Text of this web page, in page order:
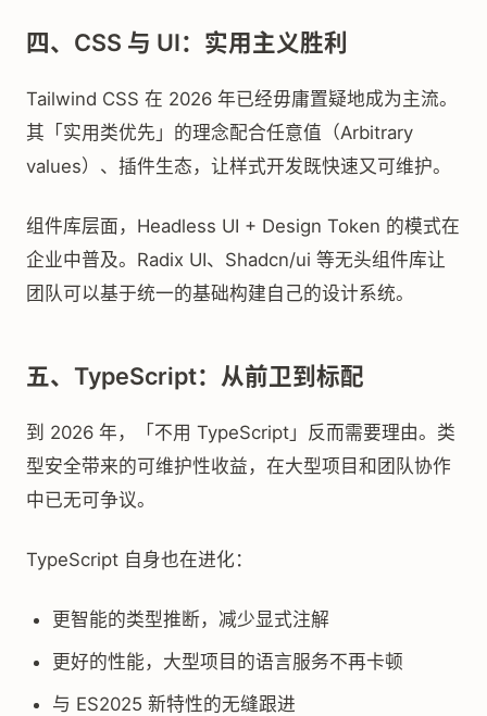
四、CSS 与 UI：实用主义胜利
Tailwind CSS 在 2026 年已经毋庸置疑地成为主流。
其「实用类优先」的理念配合任意值（Arbitrary
values）、插件生态，让样式开发既快速又可维护。
组件库层面，Headless UI + Design Token 的模式在
企业中普及。Radix UI、Shadcn/ui 等无头组件库让
团队可以基于统一的基础构建自己的设计系统。
五、TypeScript：从前卫到标配
到 2026 年，「不用 TypeScript」反而需要理由。类
型安全带来的可维护性收益，在大型项目和团队协作
中已无可争议。
TypeScript 自身也在进化：
更智能的类型推断，减少显式注解
更好的性能，大型项目的语言服务不再卡顿
与 ES2025 新特性的无缝跟进